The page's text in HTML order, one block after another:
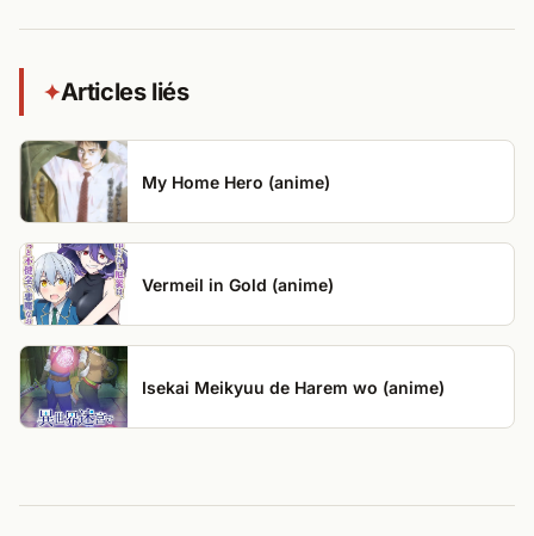
✦Articles liés
My Home Hero (anime)
Vermeil in Gold (anime)
Isekai Meikyuu de Harem wo (anime)